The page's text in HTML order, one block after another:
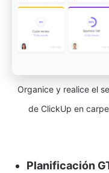
Organice y realice el
de ClickUp en
Planificación